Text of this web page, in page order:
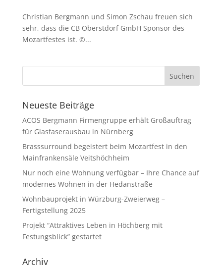
Christian Bergmann und Simon Zschau freuen sich
sehr, dass die CB Oberstdorf GmbH Sponsor des
Mozartfestes ist. ©...
Neueste Beiträge
ACOS Bergmann Firmengruppe erhält Großauftrag
für Glasfaserausbau in Nürnberg
Brasssurround begeistert beim Mozartfest in den
Mainfrankensäle Veitshöchheim
Nur noch eine Wohnung verfügbar – Ihre Chance auf
modernes Wohnen in der Hedanstraße
Wohnbauprojekt in Würzburg-Zweierweg –
Fertigstellung 2025
Projekt “Attraktives Leben in Höchberg mit
Festungsblick” gestartet
Archiv